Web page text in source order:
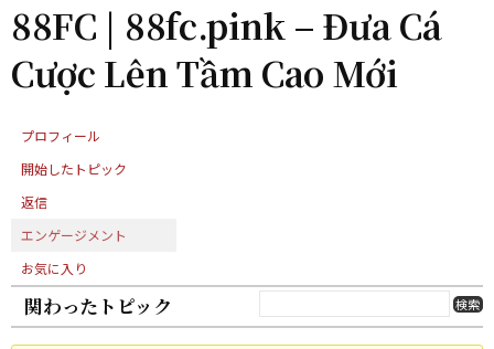
ム
88FC | 88fc.pink – Đưa Cá
Cược Lên Tầm Cao Mới
プロフィール
開始したトピック
返信
エンゲージメント
お気に入り
関わったトピック